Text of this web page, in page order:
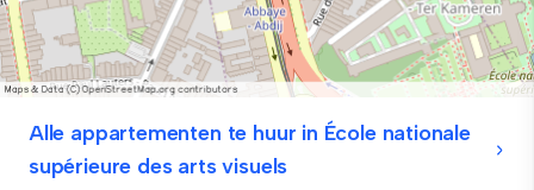
Alle appartementen te huur in École nationale
supérieure des arts visuels